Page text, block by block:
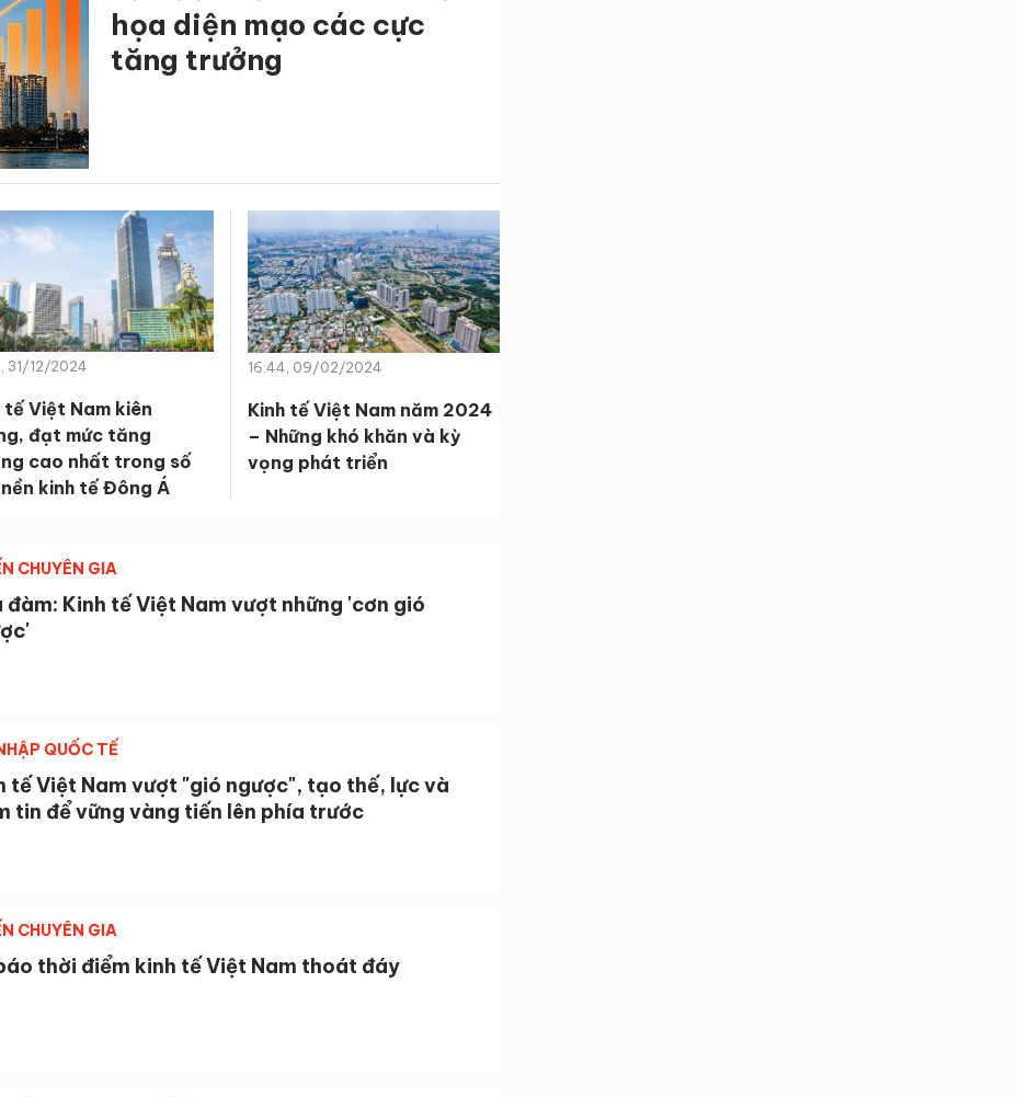
họa diện mạo các cực
tăng trưởng
31/12/2024
tế Việt Nam kiên
đạt mức tăng
cao nhất trong số
kinh tế Đông Á
16:44, 09/02/2024
Kinh tế Việt Nam năm 2024
– Những khó khăn và kỳ
vọng phát triển
CHUYÊN GIA
đàm: Kinh tế Việt Nam vượt những 'cơn gió
QUỐC TẾ
tế Việt Nam vượt "gió ngược", tạo thế, lực và
tin để vững vàng tiến lên phía trước
CHUYÊN GIA
thời điểm kinh tế Việt Nam thoát đáy